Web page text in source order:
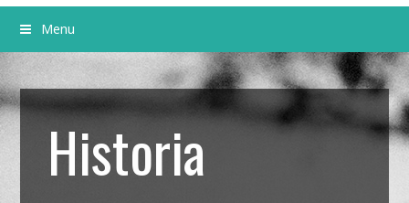
Menu
Historia